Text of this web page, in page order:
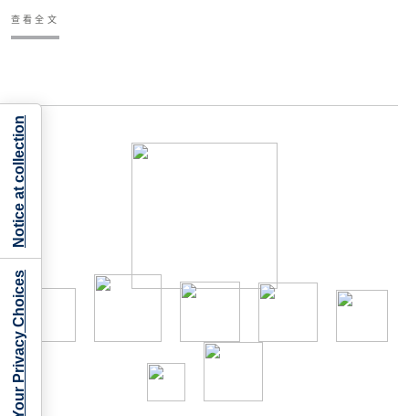
查看全文
Your Privacy Choices
Notice at collection